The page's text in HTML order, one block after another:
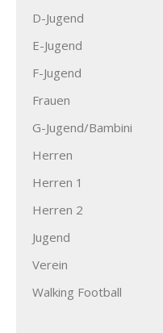
D-Jugend
E-Jugend
F-Jugend
Frauen
G-Jugend/Bambini
Herren
Herren 1
Herren 2
Jugend
Verein
Walking Football